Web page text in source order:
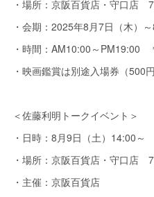
・場所：京阪百貨店・守口店
・会期：2025年8月7日（木）～
・時間：AM10:00～PM19:00
・映画鑑賞は別途入場券（500
＜佐藤利明トークイベント＞
・日時：8月9日（土）14:00
・場所：京阪百貨店・守口店
・主催：京阪百貨店